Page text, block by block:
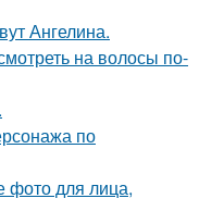
Ангелина.
на волосы по-
по
фото для лица,